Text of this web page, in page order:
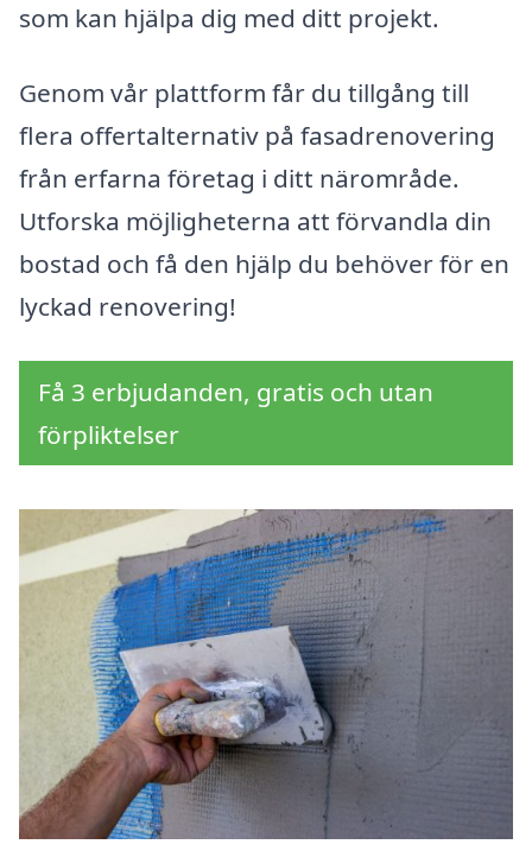
som kan hjälpa dig med ditt projekt.
Genom vår plattform får du tillgång till
flera offertalternativ på fasadrenovering
från erfarna företag i ditt närområde.
Utforska möjligheterna att förvandla din
bostad och få den hjälp du behöver för en
lyckad renovering!
Få 3 erbjudanden, gratis och utan
förpliktelser